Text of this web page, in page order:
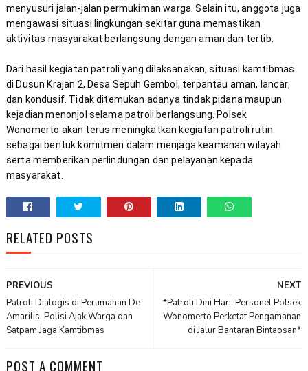
menyusuri jalan-jalan permukiman warga. Selain itu, anggota juga
mengawasi situasi lingkungan sekitar guna memastikan
Dari hasil kegiatan patroli yang dilaksanakan, situasi kamtibmas
di Dusun Krajan 2, Desa Sepuh Gembol, terpantau aman, lancar,
dan kondusif. Tidak ditemukan adanya tindak pidana maupun
kejadian menonjol selama patroli berlangsung. Polsek
Wonomerto akan terus meningkatkan kegiatan patroli rutin
sebagai bentuk komitmen dalam menjaga keamanan wilayah
serta memberikan perlindungan dan pelayanan kepada
masyarakat.
RELATED POSTS
NEXT
*Patroli Dini Hari, Personel Polsek
Wonomerto Perketat Pengamanan
di Jalur Bantaran Bintaosan*
PREVIOUS
Patroli Dialogis di Perumahan De
Amarilis, Polisi Ajak Warga dan
Satpam Jaga Kamtibmas
POST A COMMENT